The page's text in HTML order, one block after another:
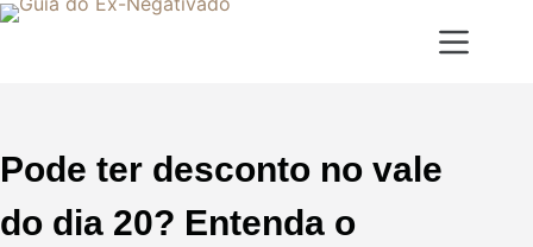
Pode ter desconto no vale
do dia 20? Entenda o